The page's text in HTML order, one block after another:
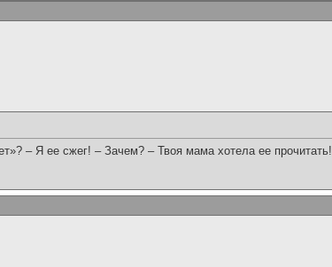
– Я ее сжег! – Зачем? – Твоя мама хотела ее прочитать!